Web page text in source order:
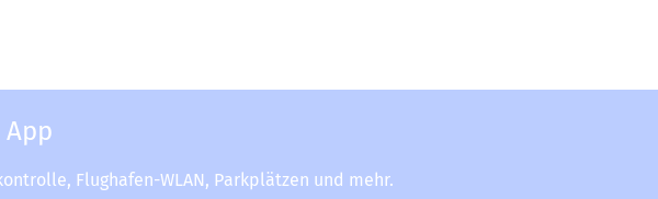
Flughafen-WLAN, Parkplätzen und mehr.